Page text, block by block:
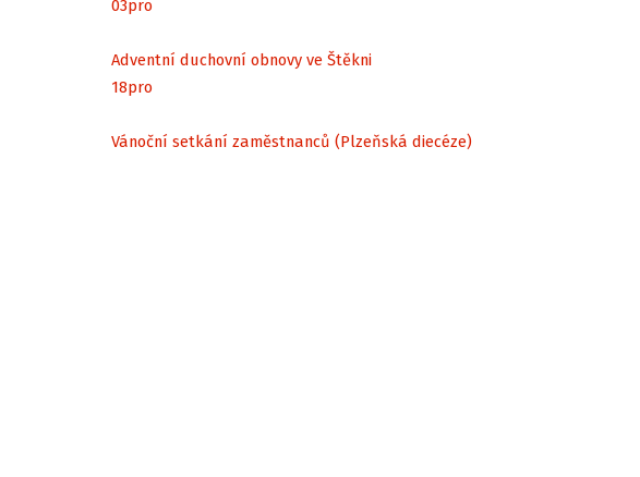
03pro
Adventní duchovní obnovy ve Štěkni
18pro
Vánoční setkání zaměstnanců (Plzeňská diecéze)